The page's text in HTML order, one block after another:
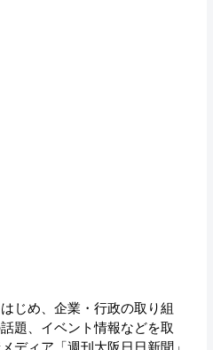
じめ、企業・行政の取り組
題、イベント情報などを取
ディア「週刊大阪日日新聞」